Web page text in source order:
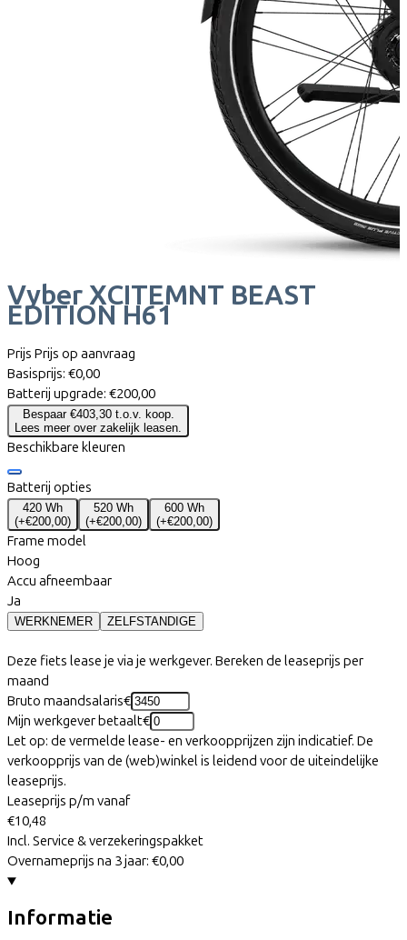
VyberXCITEMNT BEAST
EDITION H61
Prijs Prijs op aanvraag
Basisprijs: €0,00
Batterij upgrade: €200,00
Bespaar €403,30 t.o.v. koop.
Lees meer over zakelijk leasen.
Beschikbare kleuren
Batterij opties
420 Wh
(+€200,00)
520 Wh
(+€200,00)
600 Wh
(+€200,00)
Frame model
Hoog
Accu afneembaar
Ja
WERKNEMER ZELFSTANDIGE
Deze fiets lease je via je werkgever. Bereken de leaseprijs per
maand
Bruto maandsalaris€
Mijn werkgever betaalt€
Let op: de vermelde lease- en verkoopprijzen zijn indicatief. De
verkoopprijs van de (web)winkel is leidend voor de uiteindelijke
leaseprijs.
Leaseprijs p/m vanaf
€10,48
Incl. Service & verzekeringspakket
Overnameprijs na 3 jaar: €0,00
Informatie